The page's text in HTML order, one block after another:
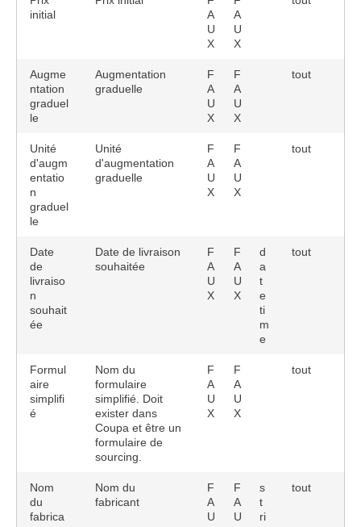
initial
A
U
X
A
U
X
Augme
ntation
graduel
le
Augmentation
graduelle
F
A
U
X
F
A
U
X
tout
Unité
d'augm
entatio
n
graduel
le
Unité
d'augmentation
graduelle
F
A
U
X
F
A
U
X
tout
Date
de
livraiso
n
souhait
ée
Date de livraison
souhaitée
F
A
U
X
F
A
U
X
d
a
t
e
ti
m
e
tout
Formul
aire
simplifi
é
Nom du
formulaire
simplifié. Doit
exister dans
Coupa et être un
formulaire de
sourcing.
F
A
U
X
F
A
U
X
tout
Nom
du
fabrica
Nom du
fabricant
F
A
U
F
A
U
s
t
ri
tout